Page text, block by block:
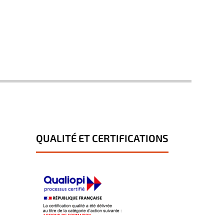
QUALITÉ ET CERTIFICATIONS